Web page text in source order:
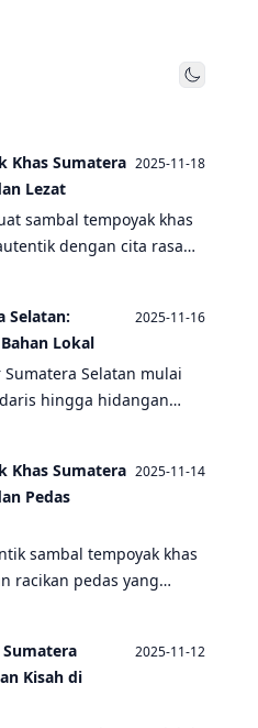
Toggle
Khas Sumatera
Lezat
2025-11-18
sambal tempoyak khas
dengan cita rasa
Selatan:
Lokal
2025-11-16
Selatan mulai
hingga hidangan
Khas Sumatera
Pedas
2025-11-14
sambal tempoyak khas
racikan pedas yang
Sumatera
Kisah di
2025-11-12